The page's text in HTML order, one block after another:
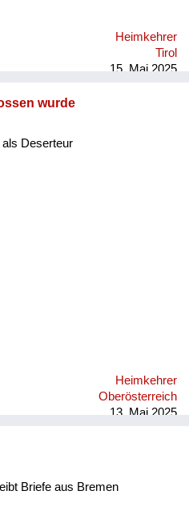
Heimkehrer
Tirol
15. Mai 2025
wurde
als Deserteur
Heimkehrer
Oberösterreich
13. Mai 2025
Briefe aus Bremen